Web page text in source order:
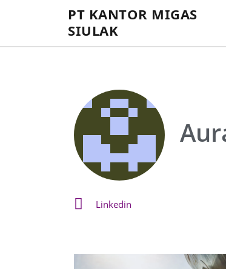
PT KANTOR MIGAS
SIULAK
Linkedin